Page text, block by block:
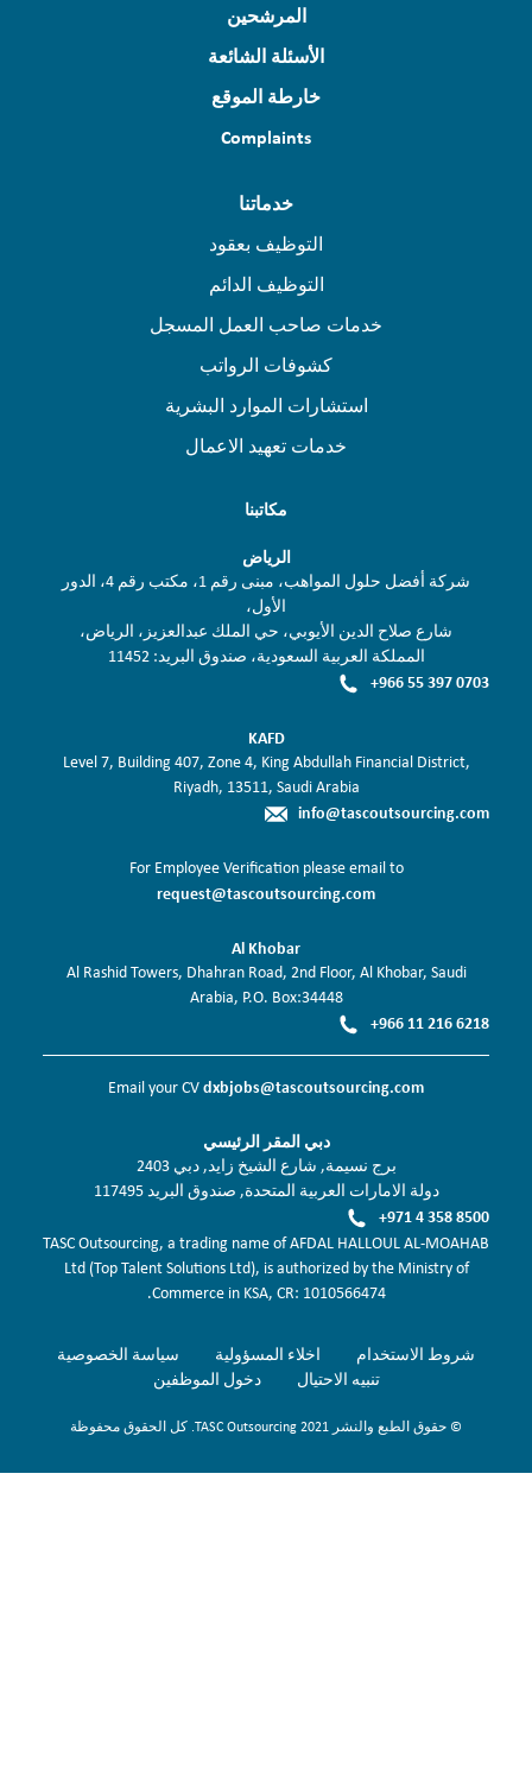
المرشحين
الأسئلة الشائعة
خارطة الموقع
Complaints
خدماتنا
التوظيف بعقود
التوظيف الدائم
خدمات صاحب العمل المسجل
كشوفات الرواتب
استشارات الموارد البشرية
خدمات تعهيد الاعمال
مكاتبنا
الرياض
شركة أفضل حلول المواهب، مبنى رقم 1، مكتب رقم 4، الدور
الأول،
شارع صلاح الدين الأيوبي، حي الملك عبدالعزيز، الرياض،
المملكة العربية السعودية، صندوق البريد: 11452
+966 55 397 0703
KAFD
Level 7, Building 407, Zone 4, King Abdullah Financial District,
Riyadh, 13511, Saudi Arabia
info@tascoutsourcing.com
For Employee Verification please email to
request@tascoutsourcing.com
Al Khobar
Al Rashid Towers, Dhahran Road, 2nd Floor, Al Khobar, Saudi
Arabia, P.O. Box:34448
+966 11 216 6218
Email your CVdxbjobs@tascoutsourcing.com
دبي المقر الرئيسي
برج نسيمة, شارع الشيخ زايد, دبي 2403
دولة الامارات العربية المتحدة, صندوق البريد 117495
+971 4 358 8500
TASC Outsourcing, a trading name of AFDAL HALLOUL AL-MOAHAB
Ltd (Top Talent Solutions Ltd), is authorized by the Ministry of
Commerce in KSA, CR: 1010566474.
© حقوق الطبع والنشر 2021 TASC Outsourcing. كل الحقوق محفوظة
شروط الاستخدام اخلاء المسؤولية
سياسة الخصوصية
تنبيه الاحتيال
دخول الموظفين